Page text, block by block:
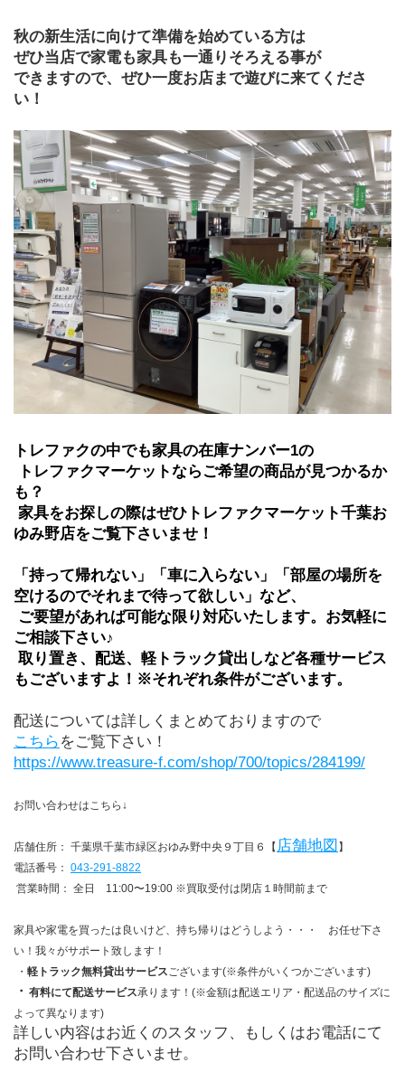
秋の新生活に向けて準備を始めている方は
ぜひ当店で家電も家具も一通りそろえる事が
できますので、ぜひ一度お店まで遊びに来てくださ
い！
トレファクの中でも家具の在庫ナンバー1の
も？
ゆみ野店をご覧下さいませ！
「持って帰れない」「車に入らない」「部屋の場所を
空けるのでそれまで待って欲しい」など、
ご相談下さい♪
もございますよ！※それぞれ条件がございます。
配送については詳しくまとめておりますので
こちら をご覧下さい！
https://www.treasure-f.com/shop/700/topics/284199/
お問い合わせはこちら↓
店舗住所： 千葉県千葉市緑区おゆみ野中央９丁目６【 店舗地図 】
電話番号： 043-291-8822
営業時間： 全日　11:00〜19:00 ※買取受付は閉店１時間前まで
家具や家電を買ったは良いけど、持ち帰りはどうしよう・・・　お任せ下さ
い！我々がサポート致します！
・ 軽トラック無料貸出サービス ございます(※条件がいくつかございます)
・ 有料にて配送サービス承ります！(※金額は配送エリア・配送品のサイズに
よって異なります)
詳しい内容はお近くのスタッフ、もしくはお電話にて
お問い合わせ下さいませ。